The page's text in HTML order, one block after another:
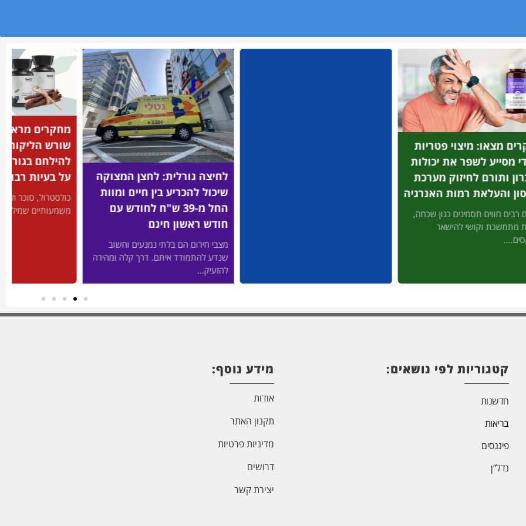
מצאו: מיצוי פטריות
מסייע לשפר את יכולות
ותורם לחיזוק מערכת
והעלאת רמות האנרגיה
רבים חווים תסמינים כגון שכחה,
מתמשכת וקושי להישאר
לחיצה גורלית: לחצן המצוקה
שיכול להכריע בין חיים ומוות
החל מ-39 ש"ח לחודש עם
חודש ראשון חינם
מצבי חירום הם בלתי נמנעים וחשוב
שנדע להתמודד איתם. דרך קלה ומהירה
להזעיק...
מחקרים
שורש
להילחם
על בעיות רבות
כולסטרול, סוכר
משמעותיים
קטגוריות לפי נושאים:
חדשנות
בריאות
פיננסים
נדל”ן
מידע נוסף:
אודות
תקנון האתר
מדיניות פרטיות
דרושים
יצירת קשר